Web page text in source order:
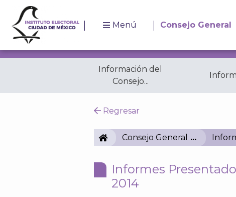
Menú Consejo General
Información del
Consejo...
Resoluciones
Regresar
IECMConsejo General
Informes
2014